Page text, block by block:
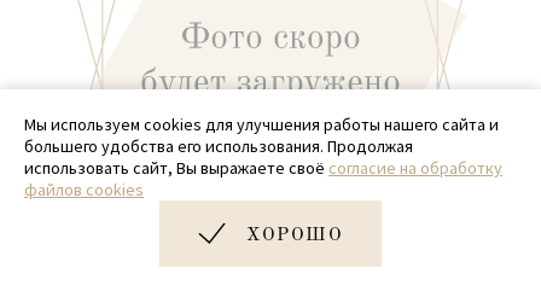
Фактур.дизайн прямоуг. 22*13*10( С9)
Мы используем cookies для улучшения работы нашего сайта и
большего удобства его использования. Продолжая
использовать сайт, Вы выражаете своё согласие на обработку
файлов cookies
ХОРОШО